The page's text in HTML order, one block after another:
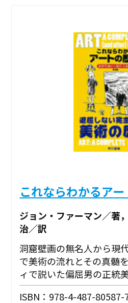
これならわかるア
ジョン・ファーマン／著
治／訳
洞窟壁画の無名人から現
で美術の流れとその真髄
ィで説いた偏屈男の正統
ISBN：978-4-487-80587-